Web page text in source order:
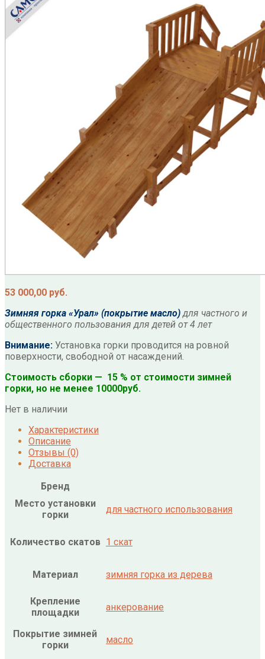
53 000,00 руб.
Зимняя горка «Урал» (покрытие масло) для частного и
общественного пользования для детей от 4 лет
Внимание: Установка горки проводится на ровной
поверхности, свободной от насаждений.
Стоимость сборки — 15 % от стоимости зимней
горки, но не менее 10000руб.
Нет в наличии
Характеристики
Описание
Отзывы (0)
Доставка
Бренд
Место установки
горки
для частного использования
Количество скатов 1 скат
Материал зимняя горка из дерева
Крепление
площадки
анкерование
Покрытие зимней
горки
масло